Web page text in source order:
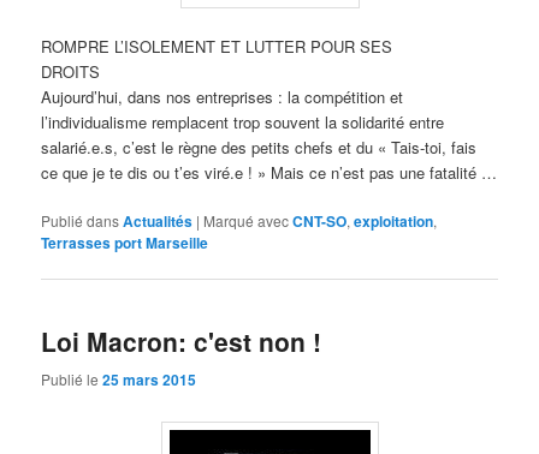
ROMPRE L’ISOLEMENT ET LUTTER POUR SES
DROITS
Aujourd’hui, dans nos entreprises : la compétition et
l’individualisme remplacent trop souvent la solidarité entre
salarié.e.s, c’est le règne des petits chefs et du « Tais-toi, fais
ce que je te dis ou t’es viré.e ! » Mais ce n’est pas une fatalité …
Publié dansActualités | Marqué avecCNT-SO,exploitation,
Terrasses port Marseille
Loi Macron: c'est non !
Publié le25 mars 2015